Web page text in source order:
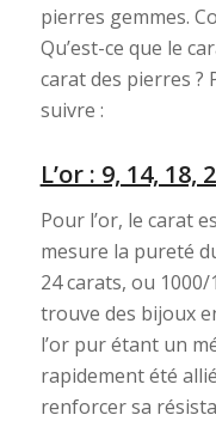
pierres gemmes.
Qu’est-ce que le
carat des pierres ?
suivre :
L’or : 9, 14,
Pour l’or, le carat
mesure la pureté
24 carats, ou
trouve des bijoux
l’or pur étant un
rapidement été
renforcer sa